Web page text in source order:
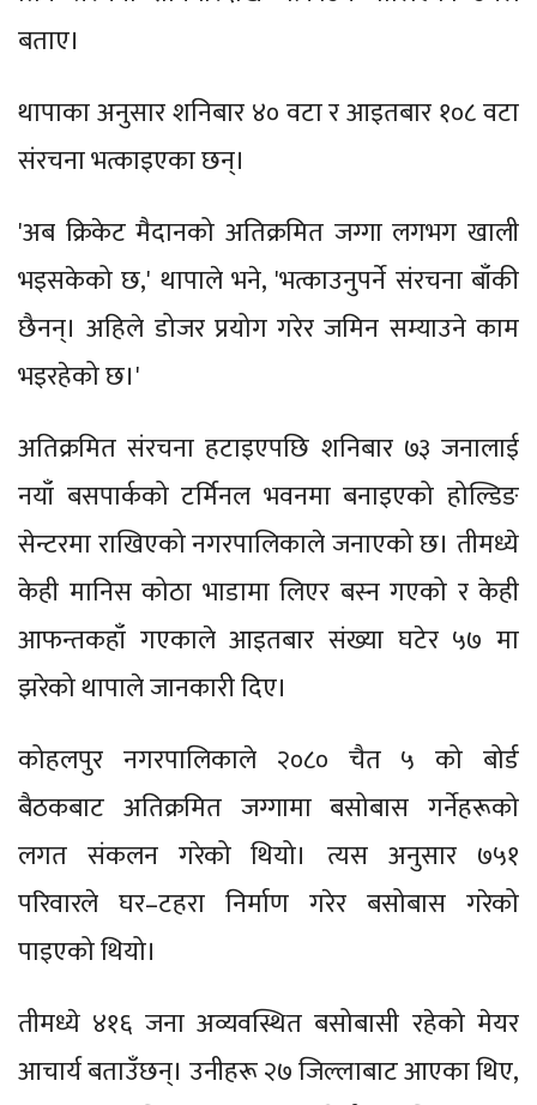
बताए।
थापाका अनुसार शनिबार ४० वटा र आइतबार १०८ वटा
संरचना भत्काइएका छन्।
'अब क्रिकेट मैदानको अतिक्रमित जग्गा लगभग खाली
भइसकेको छ,' थापाले भने, 'भत्काउनुपर्ने संरचना बाँकी
छैनन्। अहिले डोजर प्रयोग गरेर जमिन सम्याउने काम
भइरहेको छ।'
अतिक्रमित संरचना हटाइएपछि शनिबार ७३ जनालाई
नयाँ बसपार्कको टर्मिनल भवनमा बनाइएको होल्डिङ
सेन्टरमा राखिएको नगरपालिकाले जनाएको छ। तीमध्ये
केही मानिस कोठा भाडामा लिएर बस्न गएको र केही
आफन्तकहाँ गएकाले आइतबार संख्या घटेर ५७ मा
झरेको थापाले जानकारी दिए।
कोहलपुर नगरपालिकाले २०८० चैत ५ को बोर्ड
बैठकबाट अतिक्रमित जग्गामा बसोबास गर्नेहरूको
लगत संकलन गरेको थियो। त्यस अनुसार ७५१
परिवारले घर–टहरा निर्माण गरेर बसोबास गरेको
पाइएको थियो।
तीमध्ये ४१६ जना अव्यवस्थित बसोबासी रहेको मेयर
आचार्य बताउँछन्। उनीहरू २७ जिल्लाबाट आएका थिए,